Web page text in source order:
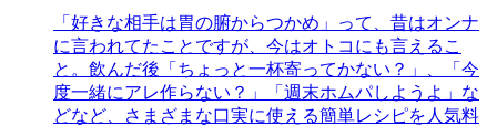
「好きな相手は胃の腑からつかめ」って、昔はオンナ
に言われてたことですが、今はオトコにも言えるこ
と。飲んだ後「ちょっと一杯寄ってかない？」、「今
度一緒にアレ作らない？」「週末ホムパしようよ」な
どなど、さまざまな口実に使える簡単レシピを人気料